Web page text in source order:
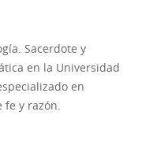
Sacerdote y
en la Universidad
en
fe y razón.